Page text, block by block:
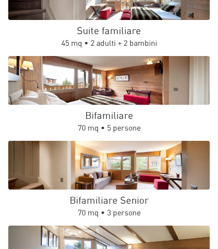
Suite familiare
45 mq • 2 adulti + 2 bambini
Bifamiliare
70 mq • 5 persone
Bifamiliare Senior
70 mq • 3 persone